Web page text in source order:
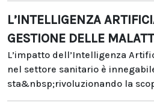
L’INTELLIGENZA
GESTIONE DELLE
L’impatto dell’Intelligenza
nel settore sanitario è
sta&nbsp;rivoluzionando la